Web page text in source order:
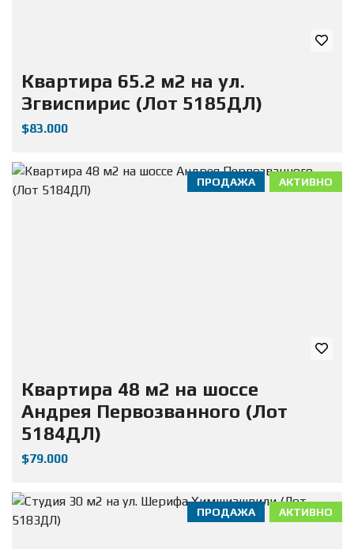
Квартира 65.2 м2 на ул.
Згвиспирис (Лот 5185ДЛ)
$83.000
АКТИВНО
ПРОДАЖА
Квартира 48 м2 на шоссе
Андрея Первозванного (Лот
5184ДЛ)
$79.000
АКТИВНО
ПРОДАЖА